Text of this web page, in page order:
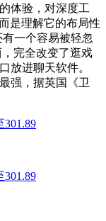
体验，对深度工
是理解它的布局性
一个容易被轻忽
完全改变了逛戏
放进聊天软件。
强，据英国《卫
301.89
301.89